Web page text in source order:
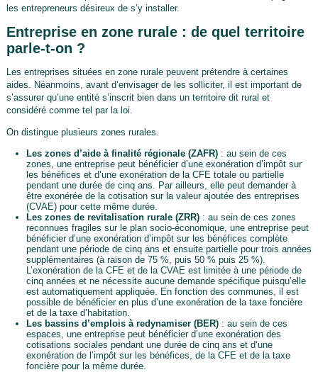
les entrepreneurs désireux de s’y installer.
Entreprise en zone rurale : de quel territoire
parle-t-on ?
Les entreprises situées en zone rurale peuvent prétendre à certaines
aides. Néanmoins, avant d’envisager de les solliciter, il est important de
s’assurer qu’une entité s’inscrit bien dans un territoire dit rural et
considéré comme tel par la loi.
On distingue plusieurs zones rurales.
Les zones d’aide à finalité régionale (ZAFR) : au sein de ces
zones, une entreprise peut bénéficier d’une exonération d’impôt sur
les bénéfices et d’une exonération de la CFE totale ou partielle
pendant une durée de cinq ans. Par ailleurs, elle peut demander à
être exonérée de la cotisation sur la valeur ajoutée des entreprises
(CVAE) pour cette même durée.
Les zones de revitalisation rurale (ZRR): au sein de ces zones
reconnues fragiles sur le plan socio-économique, une entreprise peut
bénéficier d’une exonération d’impôt sur les bénéfices complète
pendant une période de cinq ans et ensuite partielle pour trois années
supplémentaires (à raison de 75 %, puis 50 % puis 25 %).
L’exonération de la CFE et de la CVAE est limitée à une période de
cinq années et ne nécessite aucune demande spécifique puisqu’elle
est automatiquement appliquée. En fonction des communes, il est
possible de bénéficier en plus d’une exonération de la taxe foncière
et de la taxe d’habitation.
Les bassins d’emplois à redynamiser (BER): au sein de ces
espaces, une entreprise peut bénéficier d’une exonération des
cotisations sociales pendant une durée de cinq ans et d’une
exonération de l’impôt sur les bénéfices, de la CFE et de la taxe
foncière pour la même durée.